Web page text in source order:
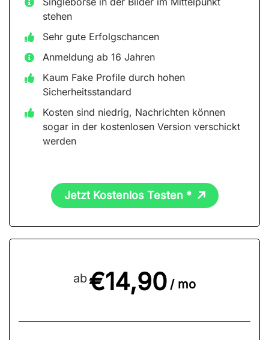
stehen
Sehr gute Erfolgschancen
Anmeldung ab 16 Jahren
Kaum Fake Profile durch hohen
Sicherheitsstandard
Kosten sind niedrig, Nachrichten können
sogar in der kostenlosen Version verschickt
werden
Jetzt Kostenlos Testen *
ab€14,90 / mo